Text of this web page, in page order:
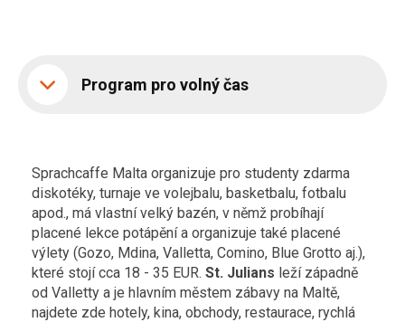
Program pro volný čas
Sprachcaffe Malta organizuje pro studenty zdarma
diskotéky, turnaje ve volejbalu, basketbalu, fotbalu
apod., má vlastní velký bazén, v němž probíhají
placené lekce potápění a organizuje také placené
výlety (Gozo, Mdina, Valletta, Comino, Blue Grotto aj.),
které stojí cca 18 - 35 EUR. St. Julians leží západně
od Valletty a je hlavním městem zábavy na Maltě,
najdete zde hotely, kina, obchody, restaurace, rychlá